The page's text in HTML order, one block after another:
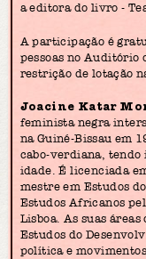
a editora do livro -
A participação é
pessoas no Auditório
restrição de lotação
Joacine Katar
feminista negra
na Guiné-Bissau em
cabo-verdiana, tendo
idade. É licenciada
mestre em Estudos
Estudos Africanos
Lisboa. As suas
Estudos do
política e